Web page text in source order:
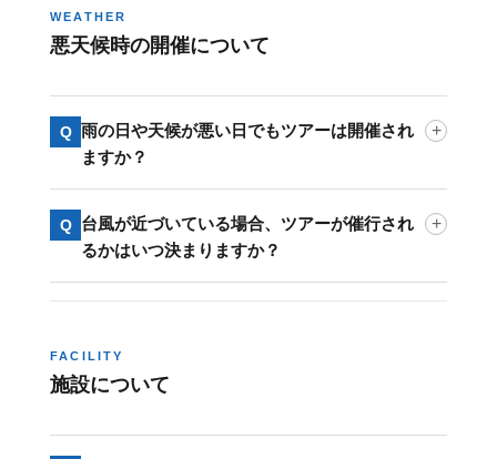
WEATHER
悪天候時の開催について
Q 雨の日や天候が悪い日でもツアーは開催され
ますか？
+
Q 台風が近づいている場合、ツアーが催行され
るかはいつ決まりますか？
+
FACILITY
施設について